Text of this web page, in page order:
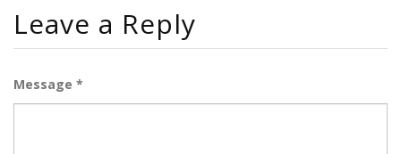
Leave a Reply
Message *